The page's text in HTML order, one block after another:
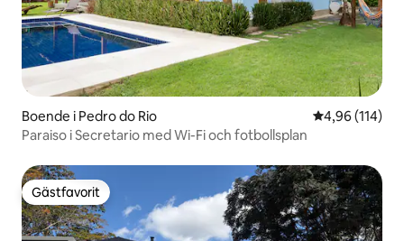
Boende i Pedro do Rio 4,96 av 5 i
4,96 (114)
Paraiso i Secretario med Wi-Fi och fotbollsplan
Gästfavorit
Gästfavorit